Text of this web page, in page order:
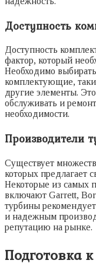
Доступность
Доступность
фактор, который
Необходимо
комплектующие,
другие элементы.
обслуживать и
необходимости.
Производители
Существует
которых предлагает
Некоторые из самых
включают Garrett,
турбины
и надежным
репутацию на рынке.
Подготовка